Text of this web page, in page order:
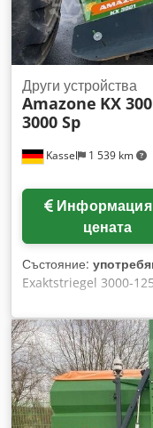
Kassel 1 539 km
Други устройства
Amazone KX
3000 Sp
Информация за
цената
Състояние:
Exaktstriegel 3000-
регулируема
за следи 3000
интернационален
електрическо
и хидравлично
Tjf